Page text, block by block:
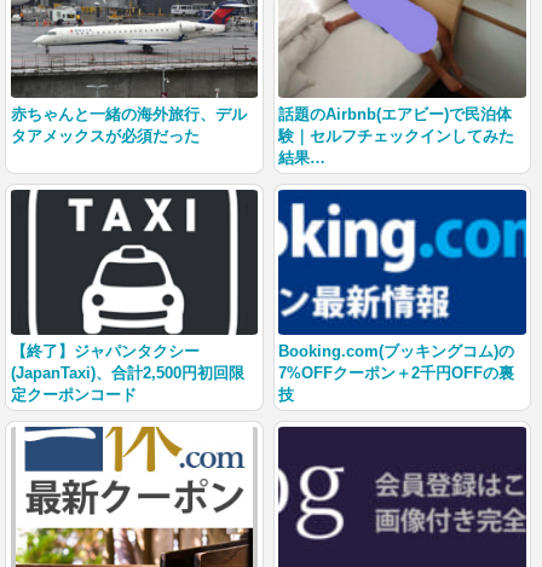
赤ちゃんと一緒の海外旅行、デル
タアメックスが必須だった
話題のAirbnb(エアビー)で民泊体
験｜セルフチェックインしてみた
結果…
【終了】ジャパンタクシー
(JapanTaxi)、合計2,500円初回限
定クーポンコード
Booking.com(ブッキングコム)の
7%OFFクーポン＋2千円OFFの裏
技